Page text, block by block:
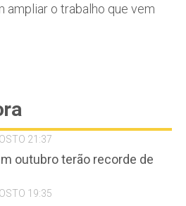
ampliar o trabalho que vem
21:37
outubro terão recorde de
19:35